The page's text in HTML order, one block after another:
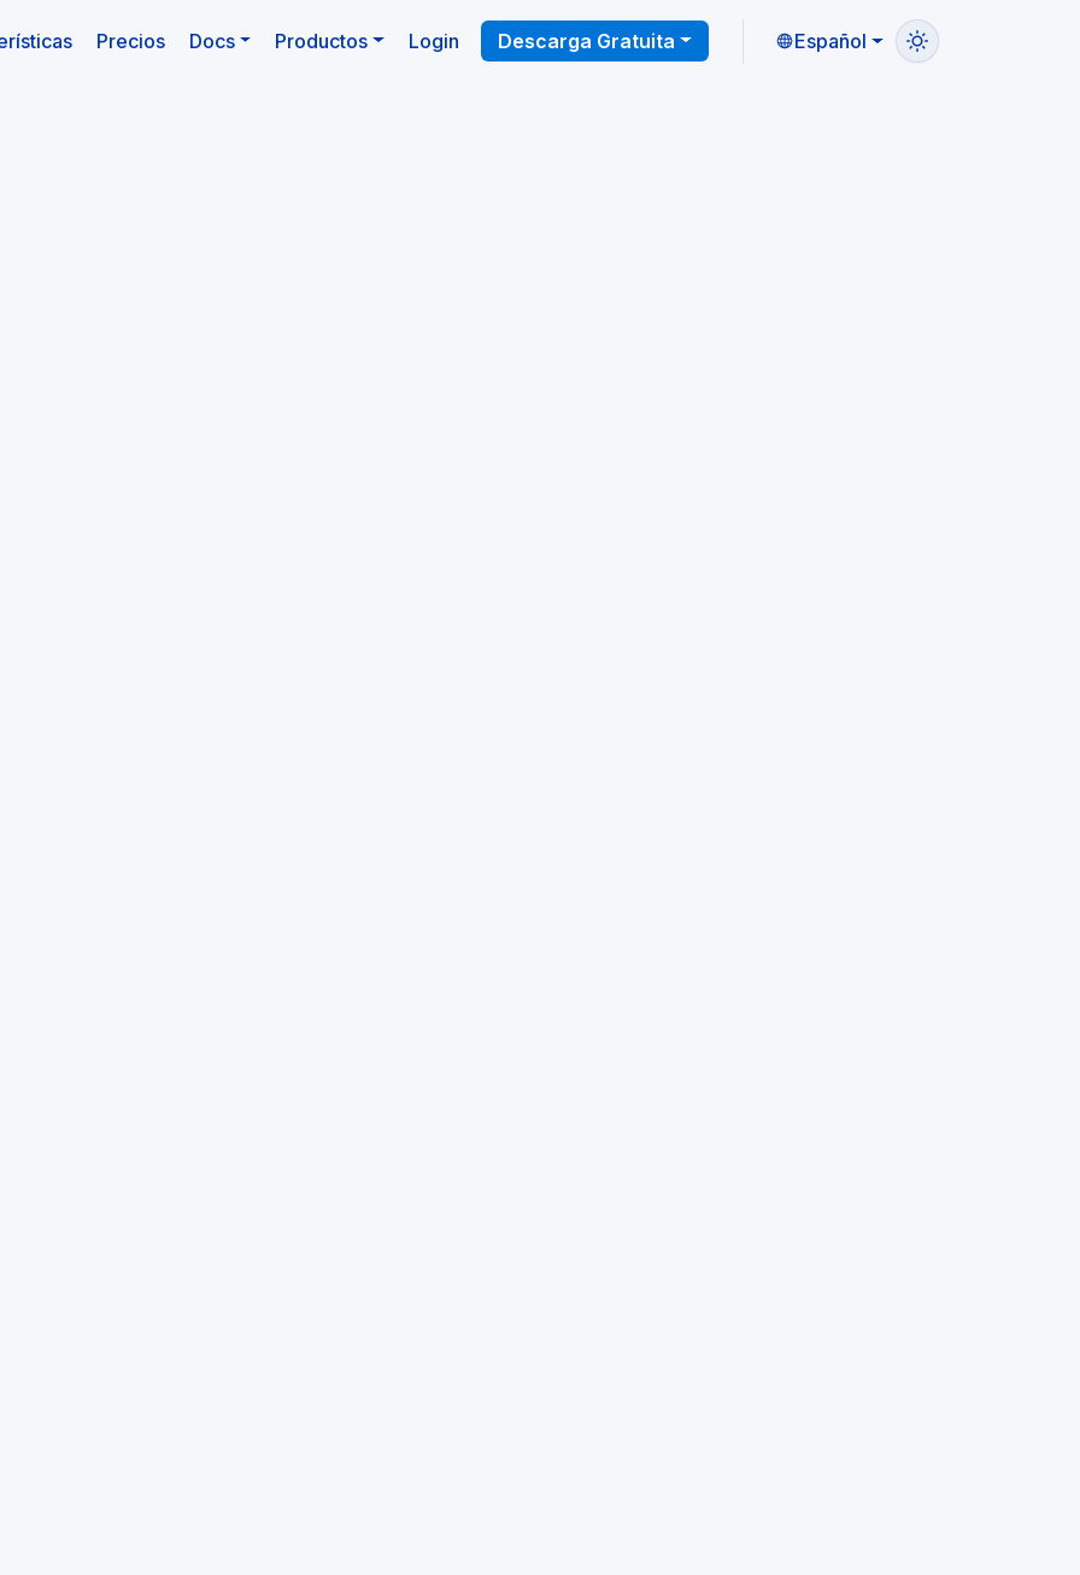
Precios Docs Productos Login Descarga Gratuita Español